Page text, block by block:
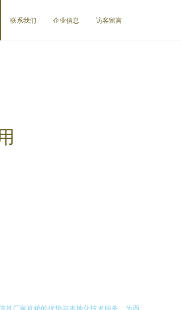
联系我们 企业信息 访客留言
其厂家直销的优势与本地化技术服务，为西